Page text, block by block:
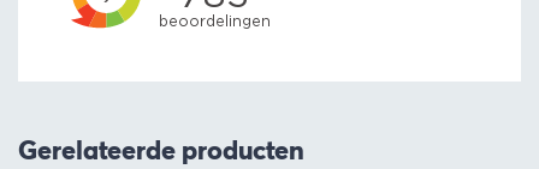
Gerelateerde producten